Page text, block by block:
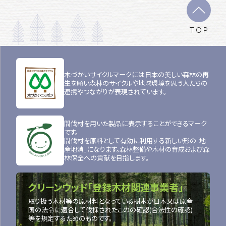
TOP
木づかいサイクルマークには日本の美しい森林の再
生を願い森林のサイクルや地球環境を思う人たちの
連携やつながりが表現されています。
間伐材を用いた製品に表示することができるマーク
です。
間伐材を原料として有効に利用する新しい形の「地
産地消」になります。森林整備や木材の育成および森
林保全への貢献を目指します。
クリーンウッド「登録木材関連事業者」
取り扱う木材等の原材料となっている樹木が日本又は原産
国の法令に適合して伐採されたこのの確認(合法性の確認)
等を規定するためのものです。